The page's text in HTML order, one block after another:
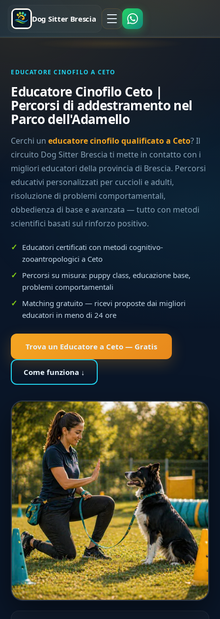
Dog Sitter Brescia
EDUCATORE CINOFILO A CETO
Educatore Cinofilo Ceto |
Percorsi di addestramento nel
Parco dell'Adamello
Cerchi uneducatore cinofilo qualificato a Ceto? Il
circuito Dog Sitter Brescia ti mette in contatto con i
migliori educatori della provincia di Brescia. Percorsi
educativi personalizzati per cuccioli e adulti,
risoluzione di problemi comportamentali,
obbedienza di base e avanzata — tutto con metodi
scientifici basati sul rinforzo positivo.
Educatori certificati con metodi cognitivo-
zooantropologici a Ceto
Percorsi su misura: puppy class, educazione base,
problemi comportamentali
Matching gratuito — ricevi proposte dai migliori
educatori in meno di 24 ore
Trova un Educatore a Ceto — Gratis
Come funziona ↓